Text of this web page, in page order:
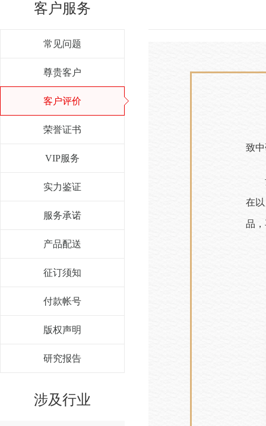
客户服务
常见问题
尊贵客户
客户评价
荣誉证书
VIP服务
实力鉴证
服务承诺
产品配送
征订须知
付款帐号
版权声明
研究报告
涉及行业
致
在
品